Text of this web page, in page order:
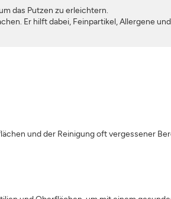
das Putzen zu erleichtern.
Er hilft dabei, Feinpartikel, Allergene
und der Reinigung oft vergessener